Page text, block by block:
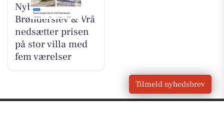
Nybolig
Brønderslev & Vrå
nedsætter prisen
på stor villa med
fem værelser
Tilmeld nyhedsbrev